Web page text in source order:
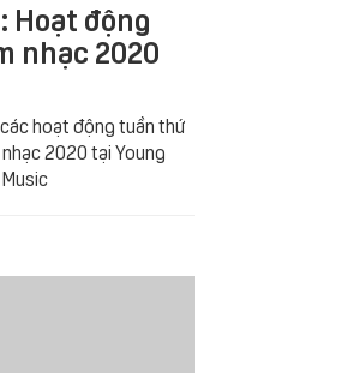
Hoạt động
nhạc 2020
hoạt động tuần thứ
2020 tại Young